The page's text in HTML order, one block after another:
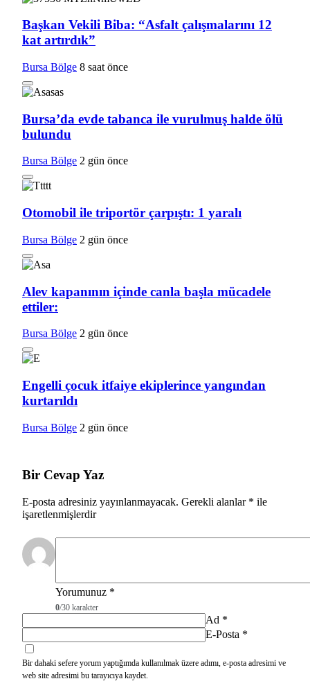
Başkan Vekili Biba: “Asfalt çalışmalarını 12
kat artırdık”
Bursa Bölge 8 saat önce
Bursa’da evde tabanca ile vurulmuş halde ölü
bulundu
Bursa Bölge 2 gün önce
Otomobil ile triportör çarpıştı: 1 yaralı
Bursa Bölge 2 gün önce
Alev kapanının içinde canla başla mücadele
ettiler:
Bursa Bölge 2 gün önce
Engelli çocuk itfaiye ekiplerince yangından
kurtarıldı
Bursa Bölge 2 gün önce
Bir Cevap Yaz
E-posta adresiniz yayınlanmayacak. Gerekli alanlar * ile
işaretlenmişlerdir
Yorumunuz *
0/30 karakter
Ad *
E-Posta *
Bir dahaki sefere yorum yaptığımda kullanılmak üzere adımı, e-posta adresimi ve
web site adresimi bu tarayıcıya kaydet.